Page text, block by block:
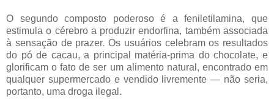
O segundo composto poderoso é a feniletilamina, que
estimula o cérebro a produzir endorfina, também associada
à sensação de prazer. Os usuários celebram os resultados
do pó de cacau, a principal matéria-prima do chocolate, e
glorificam o fato de ser um alimento natural, encontrado em
qualquer supermercado e vendido livremente — não seria,
portanto, uma droga ilegal.